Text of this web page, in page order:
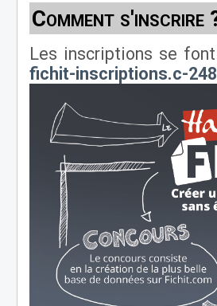
Comment s'inscrire
Les inscriptions se
fichit-inscriptions.c-248